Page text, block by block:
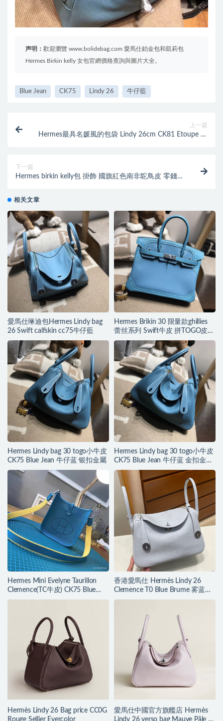
声明： 歡迎瀏覽 www.bolidebag.com 愛馬仕鉑金包和凱莉包
Hermes Birkin kelly 女包官網價格查詢與圖片大全。
Blue Jean CK75 Lindy 26 牛仔藍
上一篇
Hermes最具名媛風的包袋 Lindy 26cm CK81 Etoupe 銀
下一篇
Hermes birkin kelly包 掛飾 國旗紅色南非鴕鳥皮 零錢包
相关文章
愛馬仕琳迪包Hermes Lindy bag
26 Swift calfskin cc75牛仔藍
Hermes Brikin 30 限量款ghillies
蕾丝系列 Swift牛皮 拼TOGO皮
牛仔蓝ck75
Hermes Lindy bag 30 togo小牛皮
CK75 Blue Jean 牛仔蓝 银扣金屬
Hermes Lindy bag 30 togo小牛皮
CK75 Blue Jean 牛仔蓝 金扣金屬
五金
Hermes Mini Evelyne Taurillon
Clemence(TC牛皮) CK75 Blue
Jean 牛仔藍
香港愛馬仕 Hermès Lindy 26
Clemence T0 Blue Brume 雾蓝色
Silver Hardware
Hermès Lindy 26 Bag price CC0G
Rouge Sellier Evercolor
愛馬仕中國官方旗艦店 Hermès
Lindy 26 verso bag Mauve Pâle /